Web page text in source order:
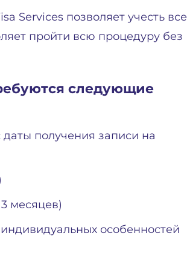
Services позволяет учесть все
пройти всю процедуру без
следующие
получения записи на
месяцев)
особенностей